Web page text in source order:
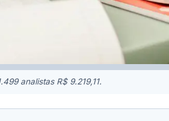
analistas R$ 9.219,11.